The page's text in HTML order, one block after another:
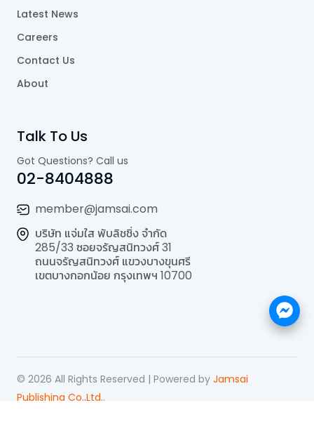
Latest News
Careers
Contact Us
About
Talk To Us
Got Questions? Call us
02-8404888
member@jamsai.com
บริษัท แจ่มใส พับลิชชิ่ง จำกัด
285/33 ซอยจรัญสนิทวงศ์ 31
ถนนจรัญสนิทวงศ์ แขวงบางขุนศรี
เขตบางกอกน้อย กรุงเทพฯ 10700
© 2026 All Rights Reserved | Powered by Jamsai
Publishing Co.,Ltd..